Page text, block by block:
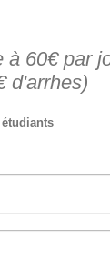
à 60€ par
d'arrhes)